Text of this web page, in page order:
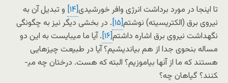
تا اینجا در مورد برداشت انرژی وافر خورشیدی[۱۴]
و تبدیل آن به
نیروی برق (الکتریسیته) نوشتم[۱۵]
. در بخشی دیگر نیز به چگونگی
نگهداشت نیروی برق اشاره داشتم[۱۶]
. آیا ما می­بایست به این دو
مساله بنحوی جدا از هم بیاندیشیم؟ آیا در طبیعت چیزهایی
هستند که ما از آنها بیاموزیم؟ البته که هست. درختان چه می­
کنند؟ گیاهان چه؟